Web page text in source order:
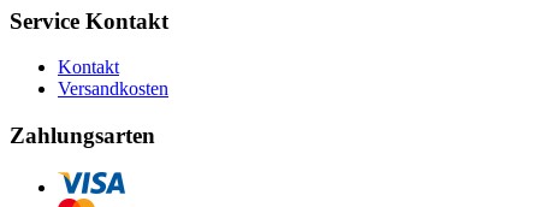
Service Kontakt
Kontakt
Versandkosten
Zahlungsarten